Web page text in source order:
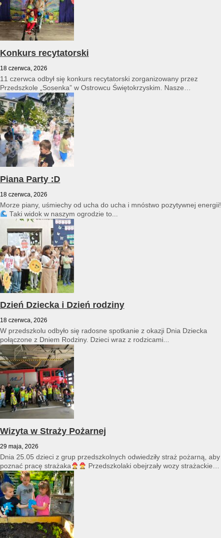
Konkurs recytatorski
18 czerwca, 2026
11 czerwca odbył się konkurs recytatorski zorganizowany przez
Przedszkole „Sosenka” w Ostrowcu Świętokrzyskim. Nasze
przedszkole reprezentował Franciszek Karpiński...
Piana Party :D
18 czerwca, 2026
Morze piany, uśmiechy od ucha do ucha i mnóstwo pozytywnej energii!
Taki widok w naszym ogrodzie to...
Dzień Dziecka i Dzień rodziny
18 czerwca, 2026
W przedszkolu odbyło się radosne spotkanie z okazji Dnia Dziecka
połączone z Dniem Rodziny. Dzieci wraz z rodzicami...
Wizyta w Straży Pożarnej
29 maja, 2026
Dnia 25.05 dzieci z grup przedszkolnych odwiedziły straż pożarną, aby
poznać pracę strażaka
Przedszkolaki obejrzały wozy strażackie
i...